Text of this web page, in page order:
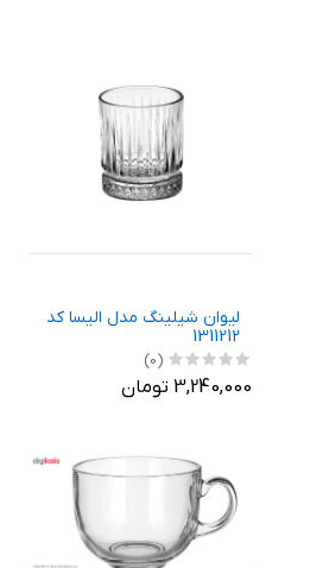
لیوان شیلینگ مدل الیسا کد
1311212
(0)
3,240,000 تومان